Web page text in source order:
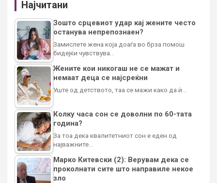
Најчитани
Зошто срцевиот удар кај жените често
останува непрепознаен?
Замислете жена која доаѓа во брза помош
бидејќи чувствува…
Жените кои никогаш не се мажат и
немаат деца се најсреќни
Уште од детството, таа се мажи како да ѝ…
Колку часа сон се доволни по 60-тата
година?
За тоа дека квалитетниот сон е еден од
најважните…
Марко Китевски (2): Верувам дека се
проколнати сите што направиле некое
зло